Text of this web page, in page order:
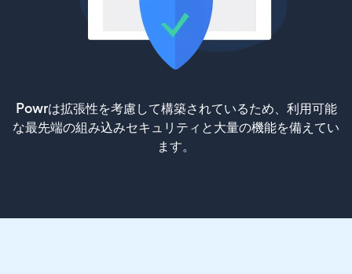
Powrは拡張性を考慮して構築されているため、利用可能
な最先端の組み込みセキュリティと大量の機能を備えてい
ます。